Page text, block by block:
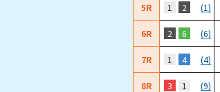
5R 1 2 (1)
6R 2 6 (6)
7R 1 4 (4)
8R 3 1 (9)